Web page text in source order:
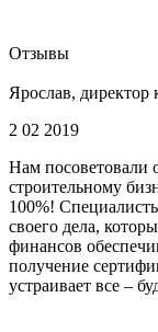
Отзывы
Ярослав,
2 02 2019
Нам посоветовали
строительному
100%!
своего дела,
финансов
получение
устраивает все –